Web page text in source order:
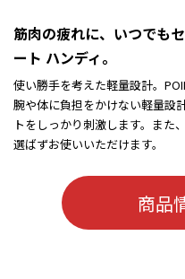
筋肉の疲れに、いつでも
ート ハンディ。
使い勝手を考えた軽量設計。
腕や体に負担をかけない軽量設
トをしっかり刺激します。また
選ばずお使いいただけます。
商品